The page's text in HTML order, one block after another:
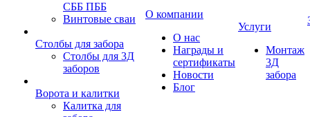
СББ ПББ
Винтовые сваи
Столбы для забора
Столбы для 3Д
заборов
Ворота и калитки
Калитка для
О компании
О нас
Награды и
сертификаты
Новости
Блог
Услуги
Монтаж
3Д
забора